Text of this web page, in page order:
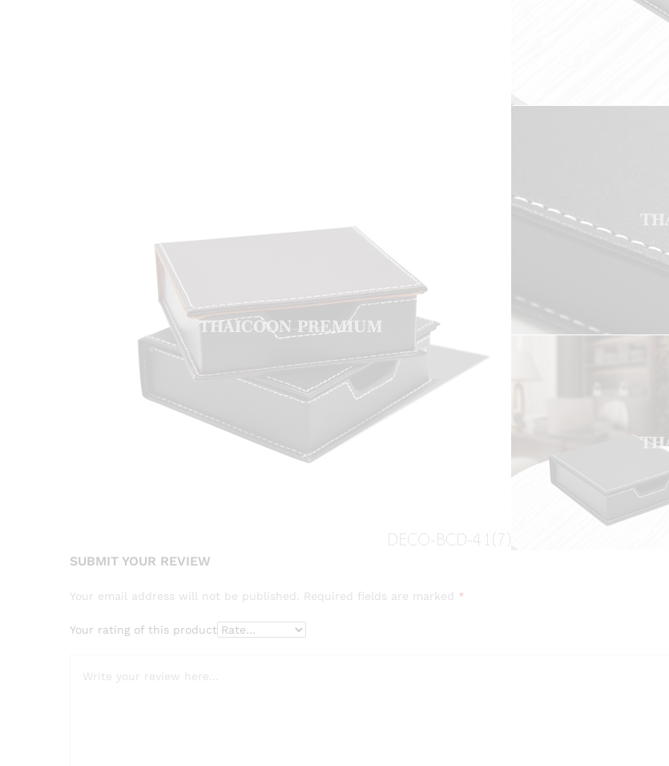
SUBMIT YOUR REVIEW
Your email address will not be published. Required fields are marked *
Your rating of this product